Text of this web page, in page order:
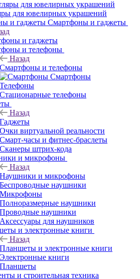
для ювелирных украшений
Смартфоны и гаджеты
и гаджеты
и телефоны
Назад
Смартфоны и телефоны
Смартфоны
Телефоны
Стационарные телефоны
Назад
Гаджеты
Очки виртуальной реальности
Смарт-часы и фитнес-браслеты
Сканеры штрих-кода
и микрофоны
Назад
Наушники и микрофоны
Беспроводные наушники
Микрофоны
Полноразмерные наушники
Проводные наушники
Аксессуары для наушников
и электронные книги
Назад
Планшеты и электронные книги
Электронные книги
Планшеты